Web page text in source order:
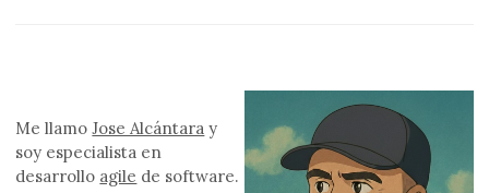
Me llamoJose Alcántara y
soy especialista en
desarrollo agile de software.